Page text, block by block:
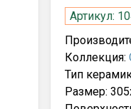
Артикул:
Коллекция:
Тип
Размер: